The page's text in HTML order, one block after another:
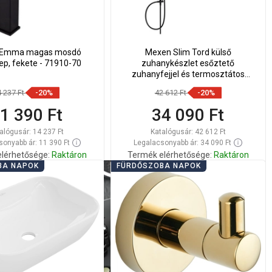
magas mosdó
fekete - 71910-70
237 Ft -20%
390 Ft
14 237 Ft
ár: 11 390 Ft
Raktáron
Kosárba
Mexen Slim Tord külső
zuhanykészlet esőztető
zuhanyfejjel és termosztátos
zuhanycsappal, fekete -
77105200-70
42 612 Ft -20%
34 090 Ft
Katalógusár: 42 612 Ft
Legalacsonyabb ár: 34 090 Ft
Termék elérhetősége: Raktáron
Kosárba
favorite_border Kedvenc
Hasonlítsa
össze
NAPOK FÜRDŐSZOBA NAPOK